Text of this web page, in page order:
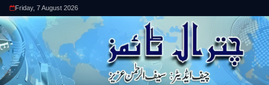
Friday, 7 August 2026